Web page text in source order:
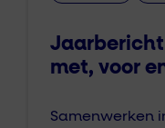
Jaarbericht
met, voor
Samenwerken